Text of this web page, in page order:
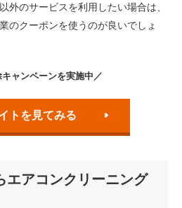
外のサービスを利用したい場合は、
のクーポンを使うのが良いでしょ
ャンペーンを実施中／
を見てみる
エアコンクリーニング